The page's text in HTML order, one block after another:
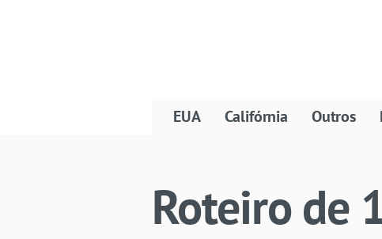
EUA Califórnia Outros
Roteiro de